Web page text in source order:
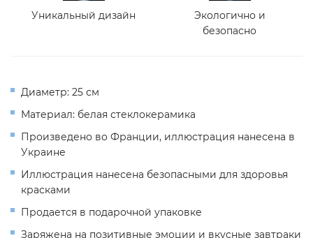
Уникальный дизайн
Экологично и
безопасно
Диаметр: 25 см
Материал: белая стеклокерамика
Произведено во Франции, иллюстрация нанесена в
Украине
Иллюстрация нанесена безопасными для здоровья
красками
Продается в подарочной упаковке
Заряжена на позитивные эмоции и вкусные завтраки